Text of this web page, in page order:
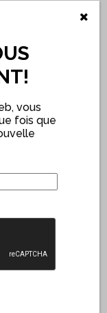
chaque
vous
fois que